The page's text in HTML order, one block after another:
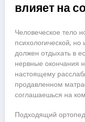
влияет на
Человеческое тело
психологической,
должен отдыхать в
нервные окончания
настоящему
продавленном
соглашаешься на
Подходящий